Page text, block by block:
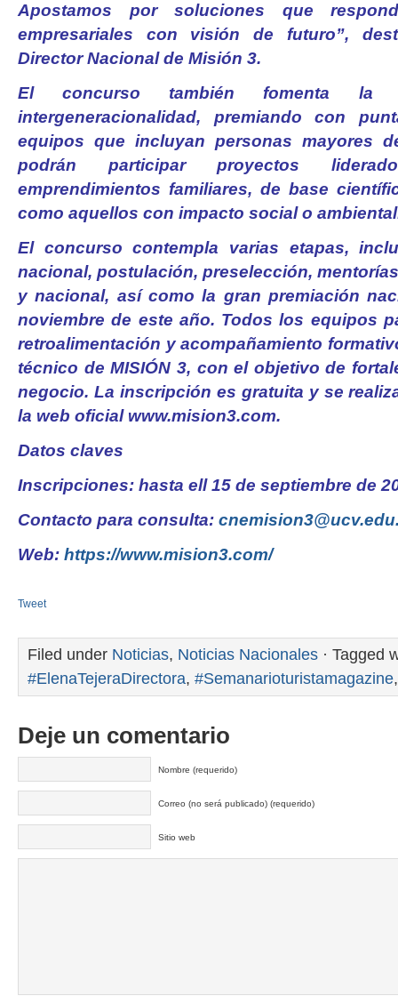
Apostamos por soluciones que
empresariales con visión de futuro”,
Director Nacional de Misión 3.
El concurso también fomenta
intergeneracionalidad, premiando con
equipos que incluyan personas mayores
podrán participar proyectos
emprendimientos familiares, de base
como aquellos con impacto social o
El concurso contempla varias etapas,
nacional, postulación, preselección,
y nacional, así como la gran premiación
noviembre de este año. Todos los equipos
retroalimentación y acompañamiento
técnico de MISIÓN 3, con el objetivo de
negocio. La inscripción es gratuita y se
la web oficial www.mision3.com.
Datos claves
Inscripciones: hasta ell 15 de septiembre de
Contacto para consulta:
Web: https://www.mision3.com/
Tweet
Filed under Noticias, Noticias Nacionales · Tagged
#ElenaTejeraDirectora, #Semanarioturistamagazine
Deje un comentario
Nombre (requerido)
Correo (no será publicado) (requerido)
Sitio web